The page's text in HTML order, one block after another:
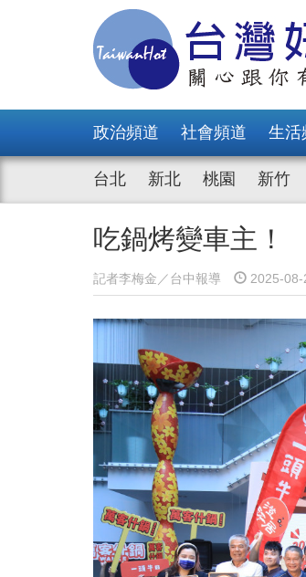
政治頻道 社會頻道 生活
台北 新北 桃園 新竹
吃鍋烤變車主！
記者李梅金／台中報導 2025-